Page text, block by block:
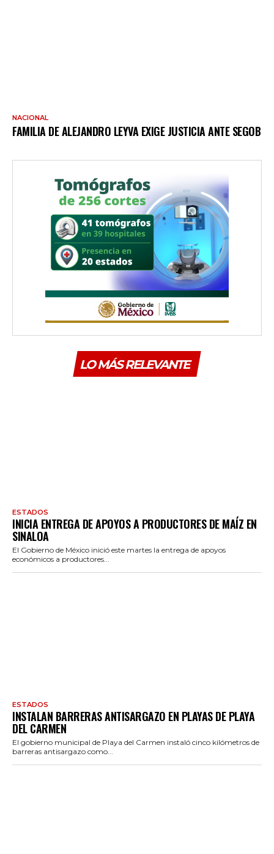
NACIONAL
FAMILIA DE ALEJANDRO LEYVA EXIGE JUSTICIA ANTE SEGOB
LO MÁS RELEVANTE
ESTADOS
INICIA ENTREGA DE APOYOS A PRODUCTORES DE MAÍZ EN
SINALOA
El Gobierno de México inició este martes la entrega de apoyos
económicos a productores...
ESTADOS
INSTALAN BARRERAS ANTISARGAZO EN PLAYAS DE PLAYA
DEL CARMEN
El gobierno municipal de Playa del Carmen instaló cinco kilómetros de
barreras antisargazo como...